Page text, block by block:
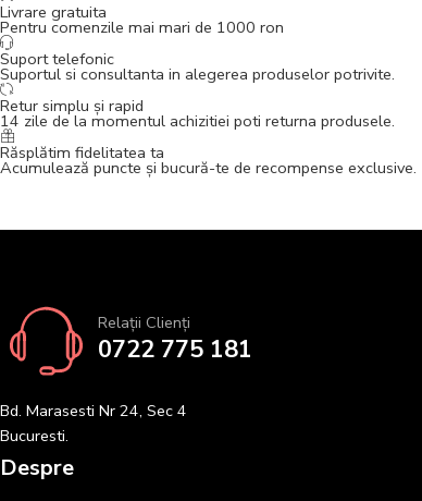
Livrare gratuita
Pentru comenzile mai mari de 1000 ron
Suport telefonic
Suportul si consultanta in alegerea produselor potrivite.
Retur simplu și rapid
14 zile de la momentul achizitiei poti returna produsele.
Răsplătim fidelitatea ta
Acumulează puncte și bucură-te de recompense exclusive.
Relații Clienți
0722 775 181
Bd. Marasesti Nr 24, Sec 4
Bucuresti.
Despre